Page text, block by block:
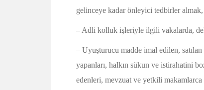
gelinceye kadar önleyici tedbirler almak,
– Adli kolluk işleriyle ilgili vakalarda,
– Uyuşturucu madde imal edilen,
yapanları, halkın sükun ve istirahatini
edenleri, mevzuat ve yetkili